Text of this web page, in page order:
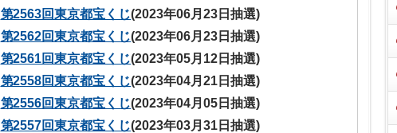
第2563回東京都宝くじ(2023年06月23日抽選)
第2562回東京都宝くじ(2023年06月23日抽選)
第2561回東京都宝くじ(2023年05月12日抽選)
第2558回東京都宝くじ(2023年04月21日抽選)
第2556回東京都宝くじ(2023年04月05日抽選)
第2557回東京都宝くじ(2023年03月31日抽選)